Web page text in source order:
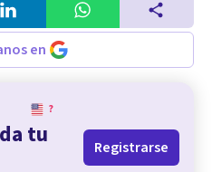
en
?
tu
Registrarse